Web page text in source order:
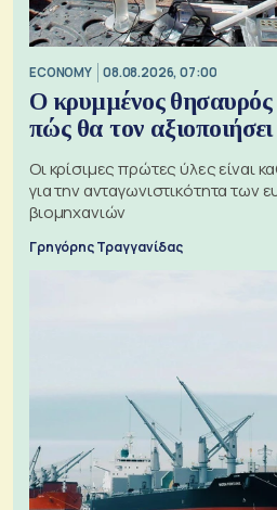
ECONOMY 08.08.2026, 07:00
Ο κρυμμένος
πώς θα τον
Οι κρίσιμες πρώτες ύλες είναι
για την ανταγωνιστικότητα των
βιομηχανιών
Γρηγόρης Τραγγανίδας